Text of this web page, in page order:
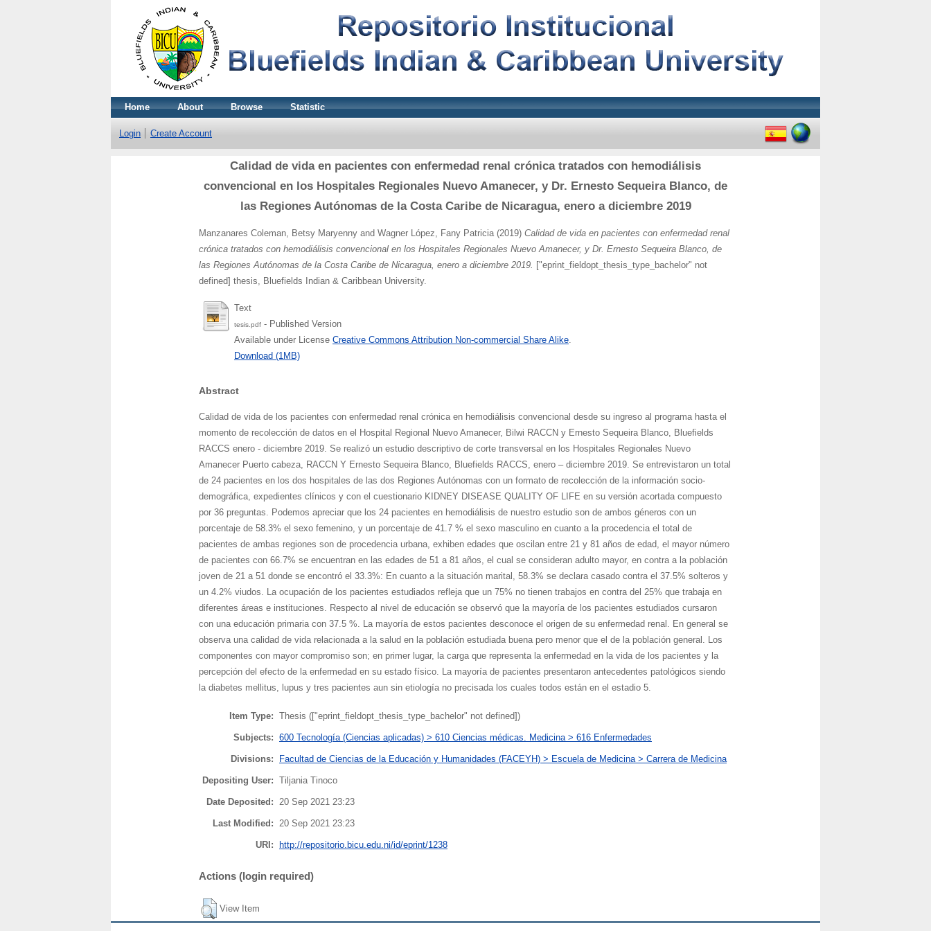
Home About Browse Statistic
Login Create Account
Calidad de vida en pacientes con enfermedad renal crónica tratados con hemodiálisis
convencional en los Hospitales Regionales Nuevo Amanecer, y Dr. Ernesto Sequeira Blanco, de
las Regiones Autónomas de la Costa Caribe de Nicaragua, enero a diciembre 2019
Manzanares Coleman, Betsy Maryenny and Wagner López, Fany Patricia (2019) Calidad de vida en pacientes con enfermedad renal
crónica tratados con hemodiálisis convencional en los Hospitales Regionales Nuevo Amanecer, y Dr. Ernesto Sequeira Blanco, de
las Regiones Autónomas de la Costa Caribe de Nicaragua, enero a diciembre 2019.
["eprint_fieldopt_thesis_type_bachelor" not
defined] thesis, Bluefields Indian & Caribbean University.
Text
tesis.pdf - Published Version
Available under License Creative Commons Attribution Non-commercial Share Alike
Download (1MB)
Abstract
Calidad de vida de los pacientes con enfermedad renal crónica en hemodiálisis convencional desde su ingreso al programa hasta el
momento de recolección de datos en el Hospital Regional Nuevo Amanecer, Bilwi RACCN y Ernesto Sequeira Blanco, Bluefields
RACCS enero - diciembre 2019. Se realizó un estudio descriptivo de corte transversal en los Hospitales Regionales Nuevo
Amanecer Puerto cabeza, RACCN Y Ernesto Sequeira Blanco, Bluefields RACCS, enero – diciembre 2019. Se entrevistaron un total
de 24 pacientes en los dos hospitales de las dos Regiones Autónomas con un formato de recolección de la información socio-
demográfica, expedientes clínicos y con el cuestionario KIDNEY DISEASE QUALITY OF LIFE en su versión acortada compuesto
por 36 preguntas. Podemos apreciar que los 24 pacientes en hemodiálisis de nuestro estudio son de ambos géneros con un
porcentaje de 58.3% el sexo femenino, y un porcentaje de 41.7 % el sexo masculino en cuanto a la procedencia el total de
pacientes de ambas regiones son de procedencia urbana, exhiben edades que oscilan entre 21 y 81 años de edad, el mayor número
de pacientes con 66.7% se encuentran en las edades de 51 a 81 años, el cual se consideran adulto mayor, en contra a la población
joven de 21 a 51 donde se encontró el 33.3%: En cuanto a la situación marital, 58.3% se declara casado contra el 37.5% solteros y
un 4.2% viudos. La ocupación de los pacientes estudiados refleja que un 75% no tienen trabajos en contra del 25% que trabaja en
diferentes áreas e instituciones. Respecto al nivel de educación se observó que la mayoría de los pacientes estudiados cursaron
con una educación primaria con 37.5 %. La mayoría de estos pacientes desconoce el origen de su enfermedad renal. En general se
observa una calidad de vida relacionada a la salud en la población estudiada buena pero menor que el de la población general. Los
componentes con mayor compromiso son; en primer lugar, la carga que representa la enfermedad en la vida de los pacientes y la
percepción del efecto de la enfermedad en su estado físico. La mayoría de pacientes presentaron antecedentes patológicos siendo
la diabetes mellitus, lupus y tres pacientes aun sin etiología no precisada los cuales todos están en el estadio 5.
Item Type: Thesis (["eprint_fieldopt_thesis_type_bachelor" not defined])
Subjects: 600 Tecnología (Ciencias aplicadas) > 610 Ciencias médicas. Medicina > 616 Enfermedades
Divisions: Facultad de Ciencias de la Educación y Humanidades (FACEYH) > Escuela de Medicina > Carrera de Medicina
Depositing User: Tiljania Tinoco
Date Deposited: 20 Sep 2021 23:23
Last Modified: 20 Sep 2021 23:23
URI: http://repositorio.bicu.edu.ni/id/eprint/1238
Actions (login required)
View Item